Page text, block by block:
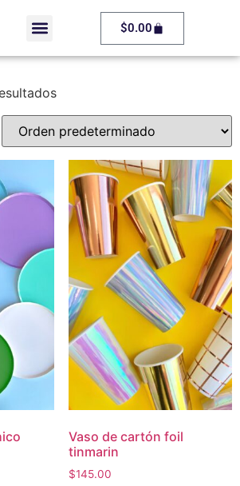
$0.00
“carton”
Vaso de cartón foil
tinmarin
$145.00